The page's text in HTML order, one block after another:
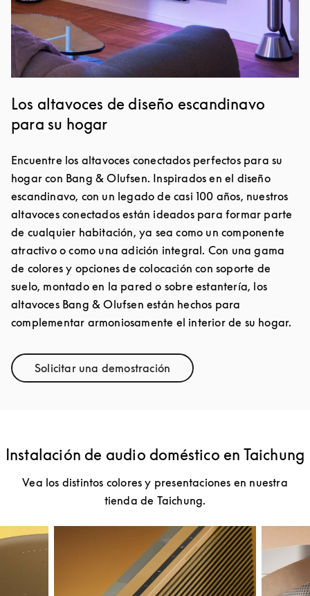
Los altavoces de diseño escandinavo
para su hogar
Encuentre los altavoces conectados perfectos para su
hogar con Bang & Olufsen. Inspirados en el diseño
escandinavo, con un legado de casi 100 años, nuestros
altavoces conectados están ideados para formar parte
de cualquier habitación, ya sea como un componente
atractivo o como una adición integral. Con una gama
de colores y opciones de colocación con soporte de
suelo, montado en la pared o sobre estantería, los
altavoces Bang & Olufsen están hechos para
complementar armoniosamente el interior de su hogar.
Solicitar una demostración
Link Opens in New Tab
Instalación de audio doméstico en Taichung
Vea los distintos colores y presentaciones en nuestra
tienda de Taichung.